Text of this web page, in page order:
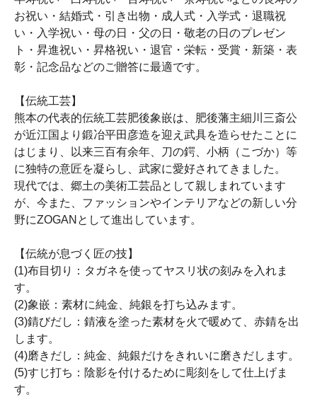
お祝い・結婚式・引き出物・成人式・入学式・退職祝
い・入学祝い・母の日・父の日・敬老の日のプレゼン
ト・昇進祝い・昇格祝い・退官・栄転・受賞・新築・表
彰・記念品などのご贈答に最適です。
【伝統工芸】
熊本の代表的伝統工芸肥後象嵌は、肥後藩主細川三斎公
が近江国より鍛冶平田彦造を迎え武具を造らせたことに
はじまり、以来三百有余年、刀の鍔、小柄（こづか）等
に独特の意匠を凝らし、武家に愛好されてきました。
現代では、郷土の美術工芸品として親しまれています
が、今また、ファッションやインテリアなどの新しい分
野にZOGANとして進出しています。
【伝統が息づく匠の技】
(1)布目切り：タガネを使ってヤスリ状の刻みを入れま
す。
(2)象嵌：素材に純金、純銀を打ち込みます。
(3)錆びだし：錆液を塗った素材を火で暖めて、赤錆を出
します。
(4)磨きだし：純金、純銀だけをきれいに磨きだします。
(5)すじ打ち：陰影を付けるために彫刻をして仕上げま
す。